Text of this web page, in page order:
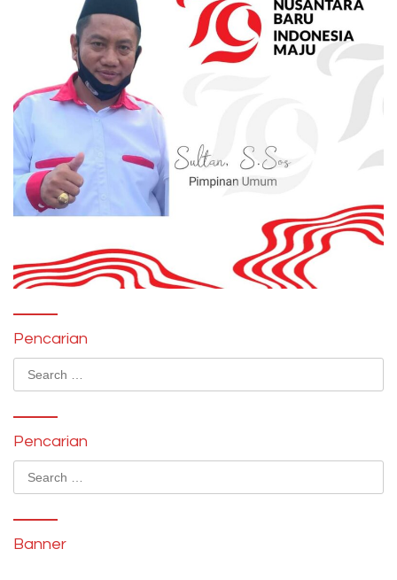
Pencarian
Search
for:
Pencarian
Search
for:
Banner